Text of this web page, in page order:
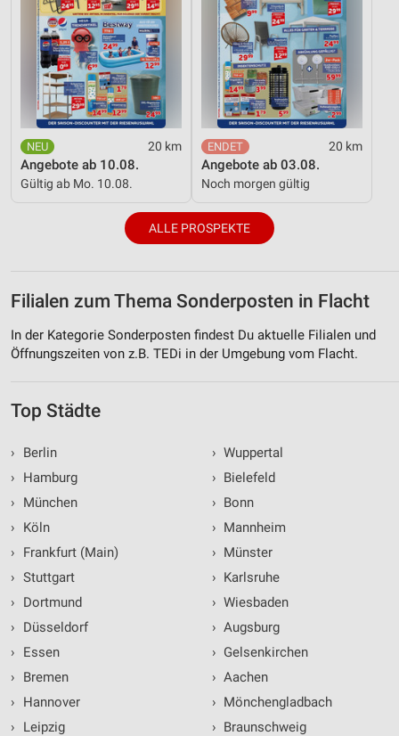
20 km
Angebote ab 10.08.
Gültig ab Mo. 10.08.
20 km
Angebote ab 03.08.
Noch morgen gültig
ALLE PROSPEKTE
Filialen zum Thema Sonderposten in Flacht
In der Kategorie Sonderposten findest Du aktuelle Filialen und
Öffnungszeiten von z.B. TEDi in der Umgebung vom Flacht.
Top Städte
›
Berlin
›
Hamburg
›
München
›
Köln
›
Frankfurt (Main)
› Stuttgart
›
Dortmund
›
Düsseldorf
›
Essen
›
Bremen
›
Hannover
›
Leipzig
› Wuppertal
› Bielefeld
› Bonn
› Mannheim
› Münster
› Karlsruhe
› Wiesbaden
› Augsburg
› Gelsenkirchen
› Aachen
› Mönchengladbach
› Braunschweig